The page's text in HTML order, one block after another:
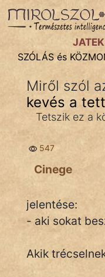
SZÓLÁS ÉS
Bibliai
Közmondások
Szállóigék
Szóláscsoportok
Szólások
Tréfás
SZÓLÁS és
Miről szól
kevés a tett
Tetszik ez a
547
Cinege
jelentése:
- aki sokat
Akik